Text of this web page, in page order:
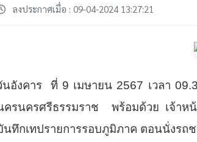
ลงประกาศเมื่อ : 09-04-2024 13:27:21
นอังคาร ที่ 9 เมษายน 2567 เวลา
ครนครศรีธรรมราช พร้อมด้วย เจ้าห
นทึกเทปรายการรอบภูมิภาค ตอนนั่งรถช